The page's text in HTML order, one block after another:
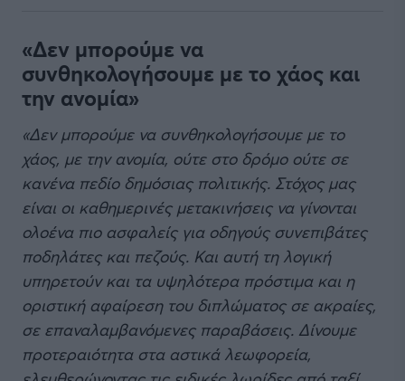
«Δεν μπορούμε να
συνθηκολογήσουμε με το χάος και
την ανομία»
«Δεν μπορούμε να συνθηκολογήσουμε με το
χάος, με την ανομία, ούτε στο δρόμο ούτε σε
κανένα πεδίο δημόσιας πολιτικής. Στόχος μας
είναι οι καθημερινές μετακινήσεις να γίνονται
ολοένα πιο ασφαλείς για οδηγούς συνεπιβάτες
ποδηλάτες και πεζούς. Και αυτή τη λογική
υπηρετούν και τα υψηλότερα πρόστιμα και η
οριστική αφαίρεση του διπλώματος σε ακραίες,
σε επαναλαμβανόμενες παραβάσεις. Δίνουμε
προτεραιότητα στα αστικά λεωφορεία,